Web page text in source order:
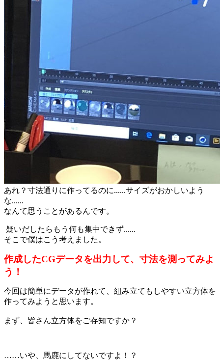
あれ？寸法通りに作ってるのに......サイズがおかしいよう
な......
なんて思うことがあるんです。
疑いだしたらもう何も集中できず......
そこで僕はこう考えました。
作成したCGデータを出力して、寸法を測ってみよ
う！
今回は簡単にデータが作れて、組み立てもしやすい立方体を
作ってみようと思います。
まず、皆さん立方体をご存知ですか？
……いや、馬鹿にしてないですよ！？